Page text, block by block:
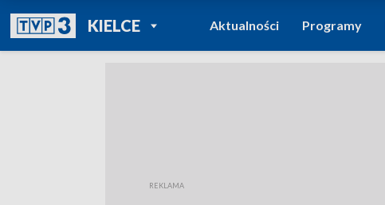
KIELCEPOWRÓT DO
TVP REGIONY
Aktualności Programy